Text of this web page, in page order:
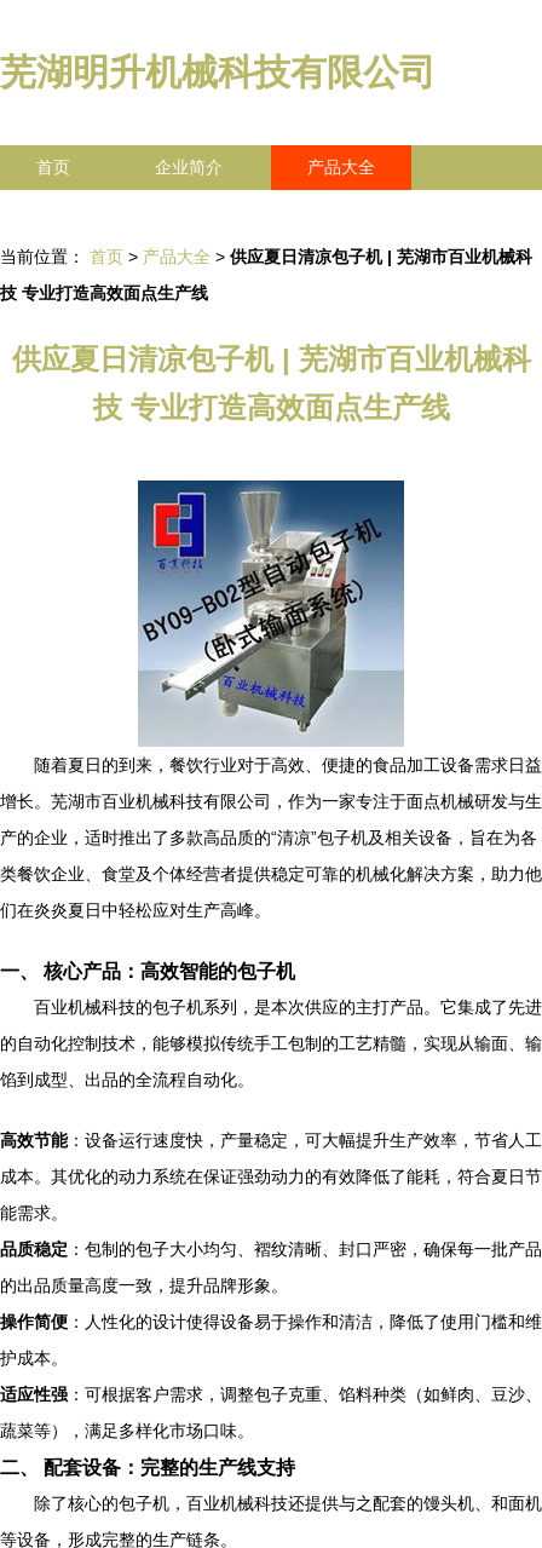
芜湖明升机械科技有限公司
首页 企业简介 产品大全
当前位置： 首页 > 产品大全 > 供应夏日清凉包子机 | 芜湖市百业机械科
技 专业打造高效面点生产线
供应夏日清凉包子机 | 芜湖市百业机械科
技 专业打造高效面点生产线
随着夏日的到来，餐饮行业对于高效、便捷的食品加工设备需求日益
增长。芜湖市百业机械科技有限公司，作为一家专注于面点机械研发与生
产的企业，适时推出了多款高品质的“清凉”包子机及相关设备，旨在为各
类餐饮企业、食堂及个体经营者提供稳定可靠的机械化解决方案，助力他
们在炎炎夏日中轻松应对生产高峰。
一、 核心产品：高效智能的包子机
百业机械科技的包子机系列，是本次供应的主打产品。它集成了先进
的自动化控制技术，能够模拟传统手工包制的工艺精髓，实现从输面、输
馅到成型、出品的全流程自动化。
高效节能：设备运行速度快，产量稳定，可大幅提升生产效率，节省人工
成本。其优化的动力系统在保证强劲动力的有效降低了能耗，符合夏日节
能需求。
品质稳定 ：包制的包子大小均匀、褶纹清晰、封口严密，确保每一批产品
的出品质量高度一致，提升品牌形象。
操作简便 ：人性化的设计使得设备易于操作和清洁，降低了使用门槛和维
护成本。
适应性强 ：可根据客户需求，调整包子克重、馅料种类（如鲜肉、豆沙、
蔬菜等），满足多样化市场口味。
二、 配套设备：完整的生产线支持
除了核心的包子机，百业机械科技还提供与之配套的馒头机、和面机
等设备，形成完整的生产链条。